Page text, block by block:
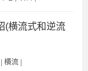
(横流式和逆流
| 横流 |